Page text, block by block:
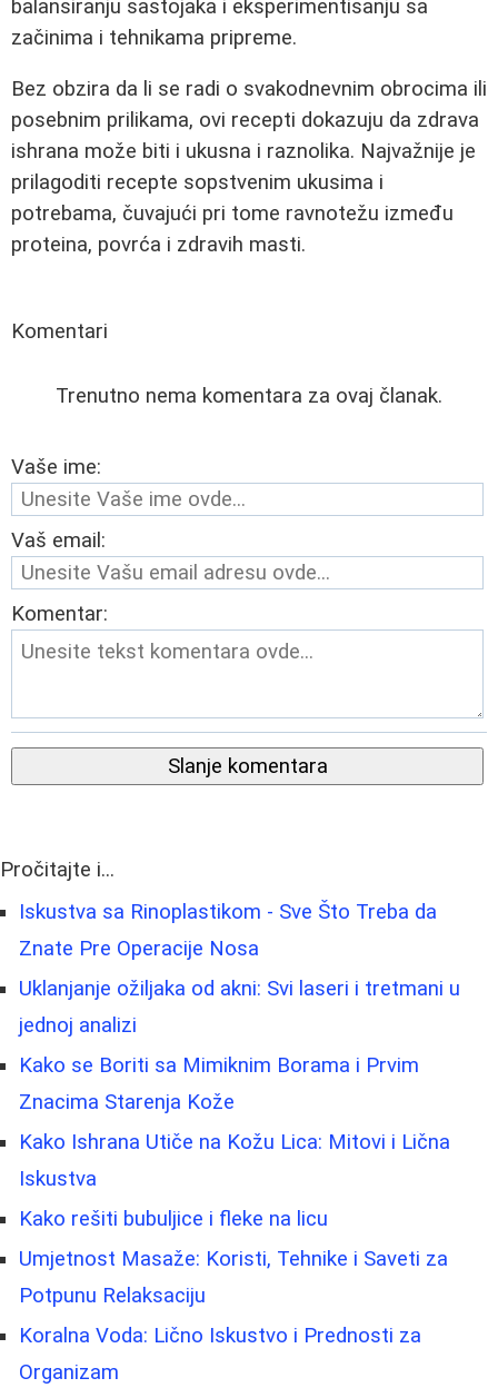
balansiranju sastojaka i eksperimentisanju sa
začinima i tehnikama pripreme.
Bez obzira da li se radi o svakodnevnim obrocima ili
posebnim prilikama, ovi recepti dokazuju da zdrava
ishrana može biti i ukusna i raznolika. Najvažnije je
prilagoditi recepte sopstvenim ukusima i
potrebama, čuvajući pri tome ravnotežu između
proteina, povrća i zdravih masti.
Komentari
Trenutno nema komentara za ovaj članak.
Vaše ime:
Vaš email:
Komentar:
Slanje komentara
Pročitajte i...
Iskustva sa Rinoplastikom - Sve Što Treba da
Znate Pre Operacije Nosa
Uklanjanje ožiljaka od akni: Svi laseri i tretmani u
jednoj analizi
Kako se Boriti sa Mimiknim Borama i Prvim
Znacima Starenja Kože
Kako Ishrana Utiče na Kožu Lica: Mitovi i Lična
Iskustva
Kako rešiti bubuljice i fleke na licu
Umjetnost Masaže: Koristi, Tehnike i Saveti za
Potpunu Relaksaciju
Koralna Voda: Lično Iskustvo i Prednosti za
Organizam